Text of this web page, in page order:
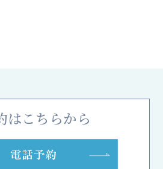
はこちらから